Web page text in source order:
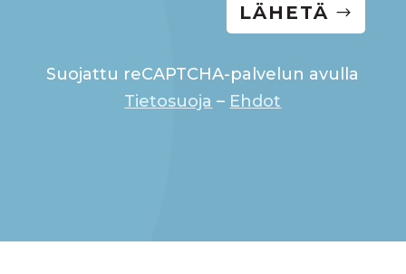
LÄHETÄ
Suojattu reCAPTCHA-palvelun avulla
Tietosuoja – Ehdot